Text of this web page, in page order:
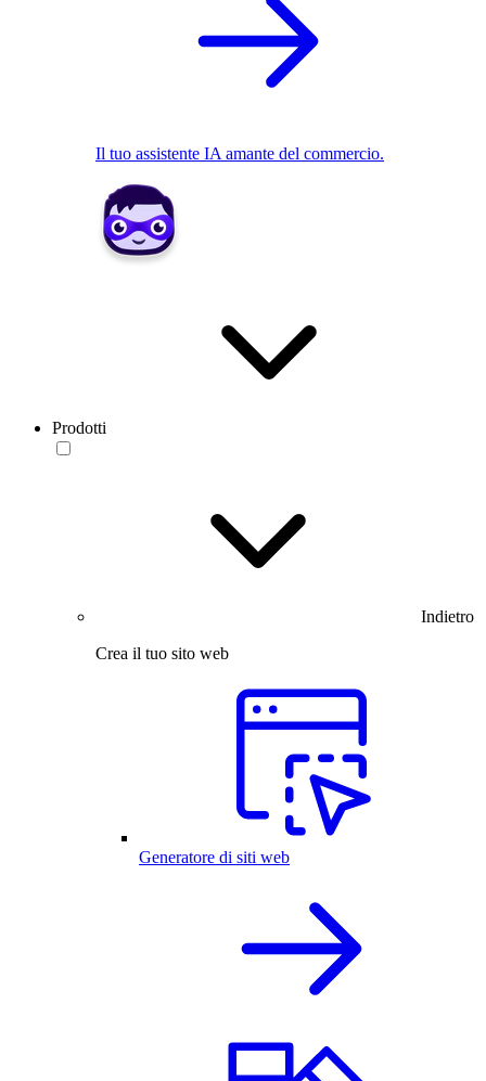
Il tuo assistente IA amante del commercio.
Prodotti
Indietro
Crea il tuo sito web
Generatore di siti web